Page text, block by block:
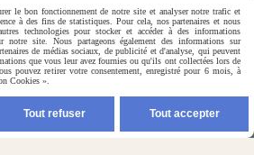
par téléphone
0618321265
par message
le bon fonctionnement de notre site et analyser notre trafic et
à des fins de statistiques. Pour cela, nos partenaires et nous
technologies pour stocker et accéder à des informations
notre site. Nous partageons également des informations sur
de médias sociaux, de publicité et d'analyse, qui peuvent
que vous leur avez fournies ou qu'ils ont collectées lors de
pouvez retirer votre consentement, enregistré pour 6 mois, à
Cookies ».
Tout refuser Tout accepter